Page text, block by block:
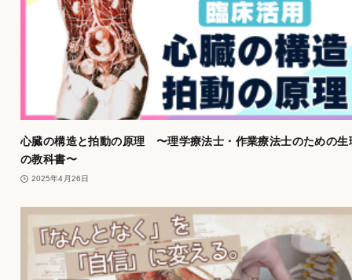
心臓の構造と拍動の原理 〜理学療法士・作業療法士のための生
の教科書〜
2025年4月26日